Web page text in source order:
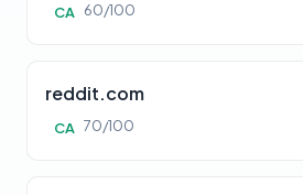
CA 60/100
reddit.com
CA 70/100